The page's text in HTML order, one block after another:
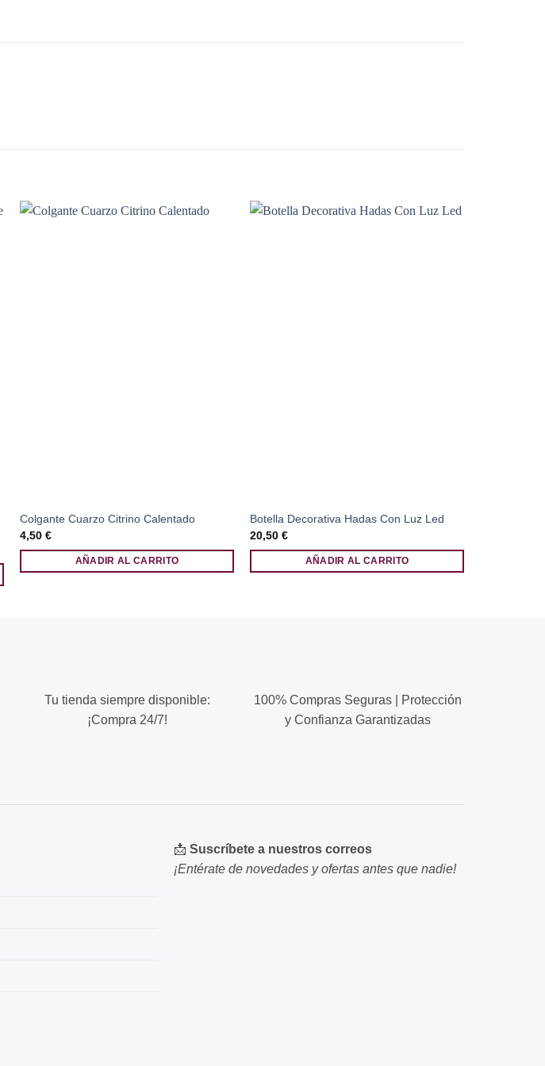
Colgante Cuarzo Citrino Calentado
4,50 €
AÑADIR AL CARRITO
Botella Decorativa Hadas Con Luz Led
20,50 €
AÑADIR AL CARRITO
Tu tienda siempre disponible:
¡Compra 24/7!
100% Compras Seguras | Protección
y Confianza Garantizadas
📩 Suscríbete a nuestros correos
¡Entérate de novedades y ofertas antes que nadie!